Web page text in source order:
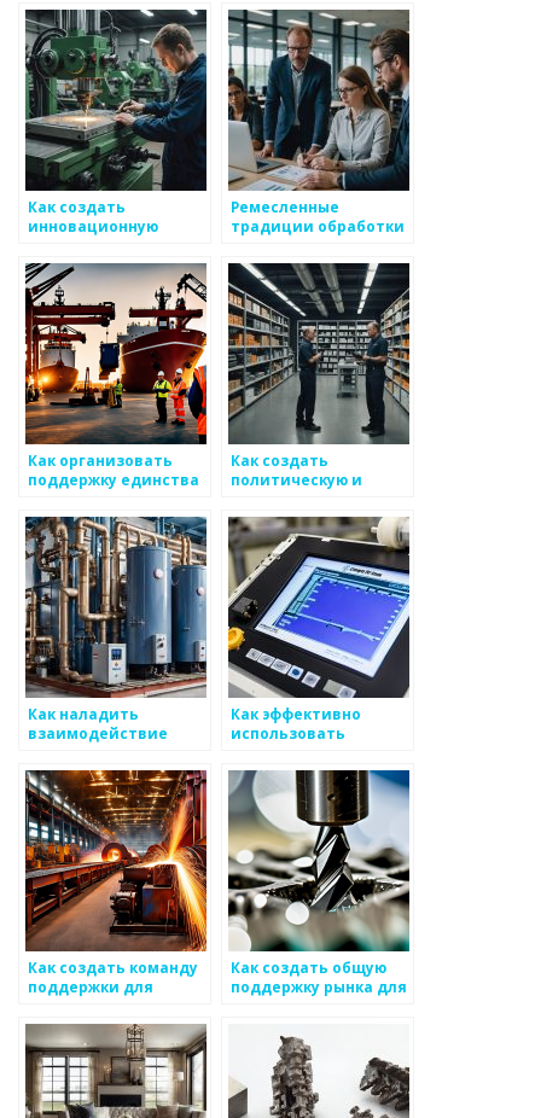
формирования
отдела производства
металоизделий
Как создать
инновационную
металлоизделий
Ремесленные
традиции обработки
Как организовать
поддержку единства
команд по
производству
металоизделий
Как создать
политическую и
формирования
отрасли
металоизделий
Как наладить
взаимодействие
группами работников
на производстве
металоизделий
Как эффективно
использовать
для развития
бизнеса в сфере
металоизделий
Как создать команду
поддержки для
конструктивной
работы с
металлоизделиями
Как создать общую
поддержку рынка для